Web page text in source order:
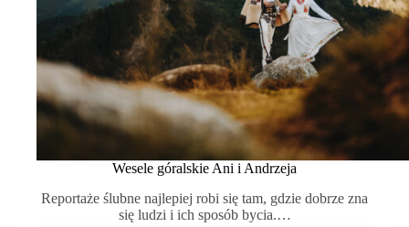
Wesele góralskie Ani i Andrzeja
Reportaże ślubne najlepiej robi się tam, gdzie dobrze zna
się ludzi i ich sposób bycia.…